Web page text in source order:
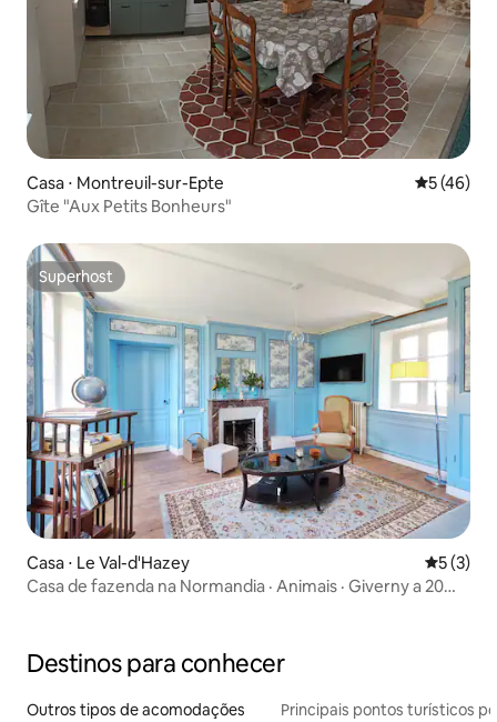
Casa ⋅ Montreuil-sur-Epte 5 de uma
5 (46)
Gîte "Aux Petits Bonheurs"
Superhost
Superhost
Casa ⋅ Le Val-d'Hazey 5 de
5 (3)
Casa de fazenda na Normandia · Animais · Giverny a 20
Destinos para conhecer
Outros tipos de acomodações Principais pontos turísticos